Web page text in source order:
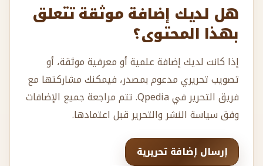
هل لديك إضافة موثقة تتعلق
بهذا المحتوى؟
إذا كانت لديك إضافة علمية أو معرفية موثقة، أو
تصويب تحريري مدعوم بمصدر، فيمكنك مشاركتها مع
فريق التحرير في Qpedia. تتم مراجعة جميع الإضافات
وفق سياسة النشر والتحرير قبل اعتمادها.
إرسال إضافة تحريرية